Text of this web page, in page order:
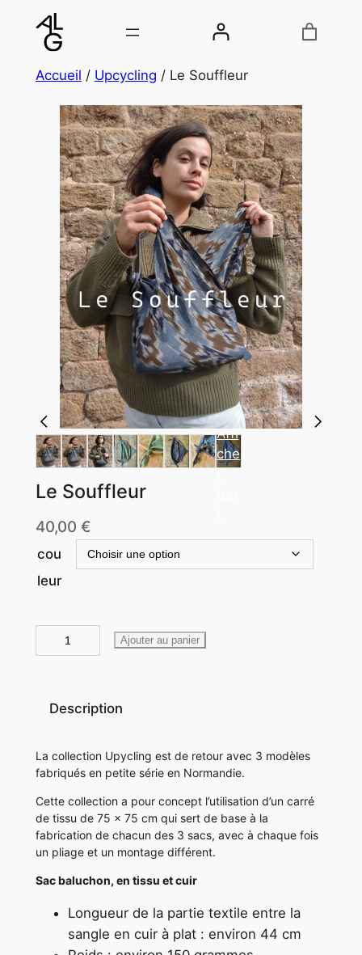
Accueil / Upcycling / Le Souffleur
+1
3
Affi
che
r
Le Souffleur
40,00 €
cou
leur
u
t
é
d
e
S
Ajouter au panier
Description
La collection Upycling est de retour avec 3 modèles
fabriqués en petite série en Normandie.
Cette collection a pour concept l’utilisation d’un carré
de tissu de 75 x 75 cm qui sert de base à la
fabrication de chacun des 3 sacs, avec à chaque fois
un pliage et un montage différent.
Sac baluchon, en tissu et cuir
Longueur de la partie textile entre la
sangle en cuir à plat : environ 44 cm